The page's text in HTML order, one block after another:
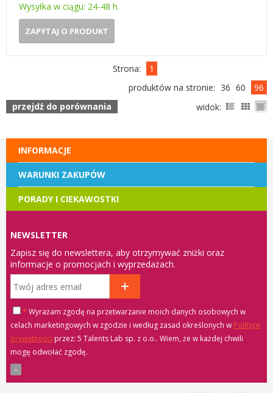
Wysyłka w ciągu: 24-48 h
ZAPYTAJ O PRODUKT
Strona:
1
produktów na stronie: 36 60
96
przejdź do porównania
widok:
INFORMACJE
WARUNKI ZAKUPÓW
PORADY I CIEKAWOSTKI
NEWSLETTER
Zapisz się do newslettera, aby otrzymywać zniżki oraz
informacje o promocjach i wyprzedażach.
* Wyrażam zgodę na przetwarzanie moich danych osobowych w
celach marketingowych w zgodzie i według zasad określonych w Polityce
prywatności
przez: 5 Talents Lab sp. z o.o.. Wiem, że w każdej chwili
mogę odwołać zgodę.